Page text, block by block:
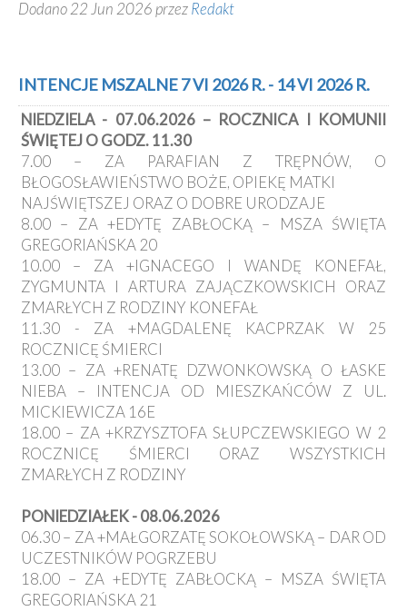
Dodano 22 Jun 2026 przezRedakt
INTENCJE MSZALNE 7 VI 2026 R. - 14 VI 2026 R.
NIEDZIELA - 07.06.2026 – ROCZNICA I KOMUNII
ŚWIĘTEJ O GODZ. 11.30
7.00 – ZA PARAFIAN Z TRĘPNÓW, O
BŁOGOSŁAWIEŃSTWO BOŻE, OPIEKĘ MATKI
NAJŚWIĘTSZEJ ORAZ O DOBRE URODZAJE
8.00 – ZA +EDYTĘ ZABŁOCKĄ – MSZA ŚWIĘTA
GREGORIAŃSKA 20
10.00 – ZA +IGNACEGO I WANDĘ KONEFAŁ,
ZYGMUNTA I ARTURA ZAJĄCZKOWSKICH ORAZ
ZMARŁYCH Z RODZINY KONEFAŁ
11.30 - ZA +MAGDALENĘ KACPRZAK W 25
ROCZNICĘ ŚMIERCI
13.00 – ZA +RENATĘ DZWONKOWSKĄ O ŁASKE
NIEBA – INTENCJA OD MIESZKAŃCÓW Z UL.
MICKIEWICZA 16E
18.00 – ZA +KRZYSZTOFA SŁUPCZEWSKIEGO W 2
ROCZNICĘ ŚMIERCI ORAZ WSZYSTKICH
ZMARŁYCH Z RODZINY
PONIEDZIAŁEK - 08.06.2026
06.30 – ZA +MAŁGORZATĘ SOKOŁOWSKĄ – DAR OD
UCZESTNIKÓW POGRZEBU
18.00 – ZA +EDYTĘ ZABŁOCKĄ – MSZA ŚWIĘTA
GREGORIAŃSKA 21